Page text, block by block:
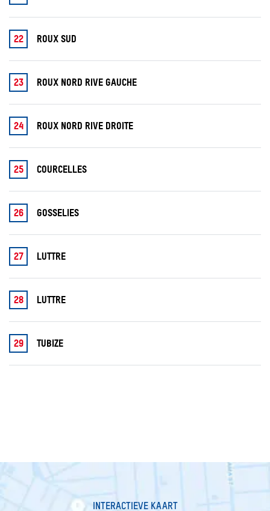
22 ROUX SUD
23 ROUX NORD RIVE GAUCHE
24 ROUX NORD RIVE DROITE
25 COURCELLES
26 GOSSELIES
27 LUTTRE
28 LUTTRE
29 TUBIZE
INTERACTIEVE KAART